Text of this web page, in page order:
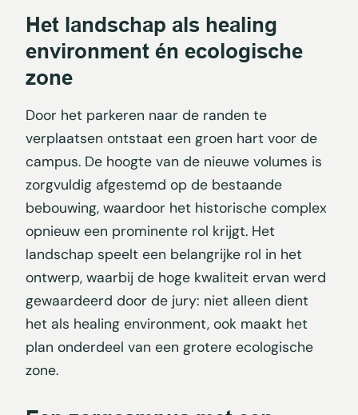
Het landschap als healing
environment én ecologische
zone
Door het parkeren naar de randen te
verplaatsen ontstaat een groen hart voor de
campus. De hoogte van de nieuwe volumes is
zorgvuldig afgestemd op de bestaande
bebouwing, waardoor het historische complex
opnieuw een prominente rol krijgt. Het
landschap speelt een belangrijke rol in het
ontwerp, waarbij de hoge kwaliteit ervan werd
gewaardeerd door de jury: niet alleen dient
het als healing environment, ook maakt het
plan onderdeel van een grotere ecologische
zone.